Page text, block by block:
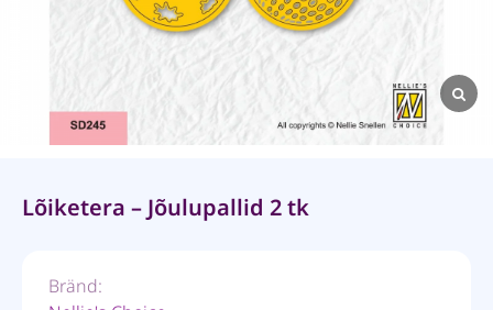
Lõiketera – Jõulupallid 2 tk
Bränd: